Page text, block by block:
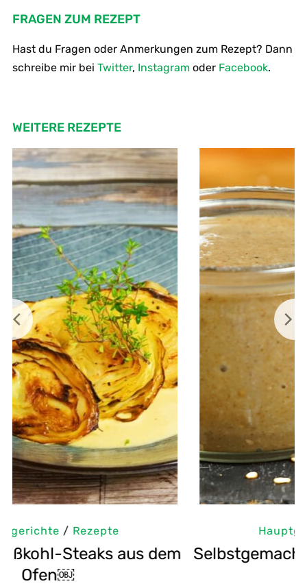
FRAGEN ZUM REZEPT
Hast du Fragen oder Anmerkungen zum Rezept? Dann
schreibe mir bei Twitter, Instagramoder Facebook.
WEITERE REZEPTE
Hauptgerichte
Selbstgemachte Tahini: Sesampaste